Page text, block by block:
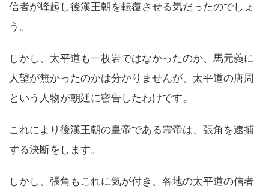
信者が蜂起し後漢王朝を転覆させる気だったのでしょ
う。
しかし、太平道も一枚岩ではなかったのか、馬元義に
人望が無かったのかは分かりませんが、太平道の唐周
という人物が朝廷に密告したわけです。
これにより後漢王朝の皇帝である霊帝は、張角を逮捕
する決断をします。
しかし、張角もこれに気が付き、各地の太平道の信者